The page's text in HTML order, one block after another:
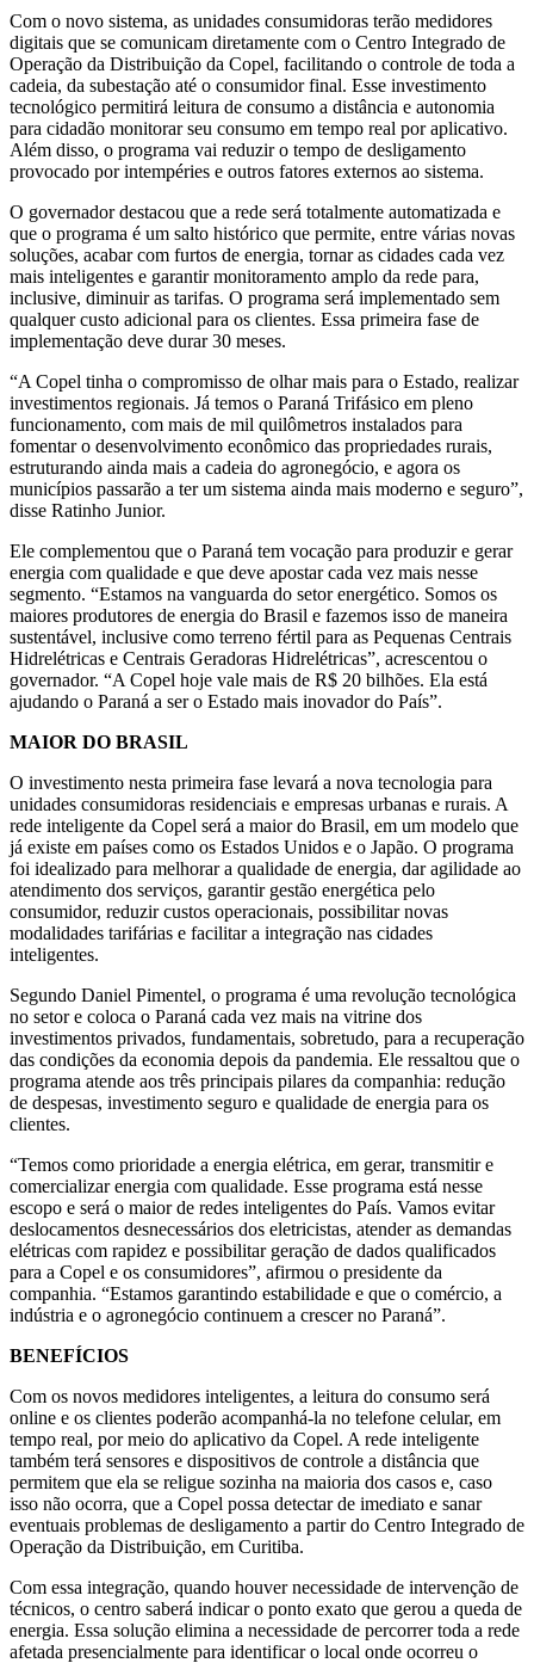
Com o novo sistema, as unidades consumidoras terão medidores
digitais que se comunicam diretamente com o Centro Integrado de
Operação da Distribuição da Copel, facilitando o controle de toda a
cadeia, da subestação até o consumidor final. Esse investimento
tecnológico permitirá leitura de consumo a distância e autonomia
para cidadão monitorar seu consumo em tempo real por aplicativo.
Além disso, o programa vai reduzir o tempo de desligamento
provocado por intempéries e outros fatores externos ao sistema.
O governador destacou que a rede será totalmente automatizada e
que o programa é um salto histórico que permite, entre várias novas
soluções, acabar com furtos de energia, tornar as cidades cada vez
mais inteligentes e garantir monitoramento amplo da rede para,
inclusive, diminuir as tarifas. O programa será implementado sem
qualquer custo adicional para os clientes. Essa primeira fase de
implementação deve durar 30 meses.
“A Copel tinha o compromisso de olhar mais para o Estado, realizar
investimentos regionais. Já temos o Paraná Trifásico em pleno
funcionamento, com mais de mil quilômetros instalados para
fomentar o desenvolvimento econômico das propriedades rurais,
estruturando ainda mais a cadeia do agronegócio, e agora os
municípios passarão a ter um sistema ainda mais moderno e seguro”,
disse Ratinho Junior.
Ele complementou que o Paraná tem vocação para produzir e gerar
energia com qualidade e que deve apostar cada vez mais nesse
segmento. “Estamos na vanguarda do setor energético. Somos os
maiores produtores de energia do Brasil e fazemos isso de maneira
sustentável, inclusive como terreno fértil para as Pequenas Centrais
Hidrelétricas e Centrais Geradoras Hidrelétricas”, acrescentou o
governador. “A Copel hoje vale mais de R$ 20 bilhões. Ela está
ajudando o Paraná a ser o Estado mais inovador do País”.
MAIOR DO BRASIL
O investimento nesta primeira fase levará a nova tecnologia para
unidades consumidoras residenciais e empresas urbanas e rurais. A
rede inteligente da Copel será a maior do Brasil, em um modelo que
já existe em países como os Estados Unidos e o Japão. O programa
foi idealizado para melhorar a qualidade de energia, dar agilidade ao
atendimento dos serviços, garantir gestão energética pelo
consumidor, reduzir custos operacionais, possibilitar novas
modalidades tarifárias e facilitar a integração nas cidades
inteligentes.
Segundo Daniel Pimentel, o programa é uma revolução tecnológica
no setor e coloca o Paraná cada vez mais na vitrine dos
investimentos privados, fundamentais, sobretudo, para a recuperação
das condições da economia depois da pandemia. Ele ressaltou que o
programa atende aos três principais pilares da companhia: redução
de despesas, investimento seguro e qualidade de energia para os
clientes.
“Temos como prioridade a energia elétrica, em gerar, transmitir e
comercializar energia com qualidade. Esse programa está nesse
escopo e será o maior de redes inteligentes do País. Vamos evitar
deslocamentos desnecessários dos eletricistas, atender as demandas
elétricas com rapidez e possibilitar geração de dados qualificados
para a Copel e os consumidores”, afirmou o presidente da
companhia. “Estamos garantindo estabilidade e que o comércio, a
indústria e o agronegócio continuem a crescer no Paraná”.
BENEFÍCIOS
Com os novos medidores inteligentes, a leitura do consumo será
online e os clientes poderão acompanhá-la no telefone celular, em
tempo real, por meio do aplicativo da Copel. A rede inteligente
também terá sensores e dispositivos de controle a distância que
permitem que ela se religue sozinha na maioria dos casos e, caso
isso não ocorra, que a Copel possa detectar de imediato e sanar
eventuais problemas de desligamento a partir do Centro Integrado de
Operação da Distribuição, em Curitiba.
Com essa integração, quando houver necessidade de intervenção de
técnicos, o centro saberá indicar o ponto exato que gerou a queda de
energia. Essa solução elimina a necessidade de percorrer toda a rede
afetada presencialmente para identificar o local onde ocorreu o